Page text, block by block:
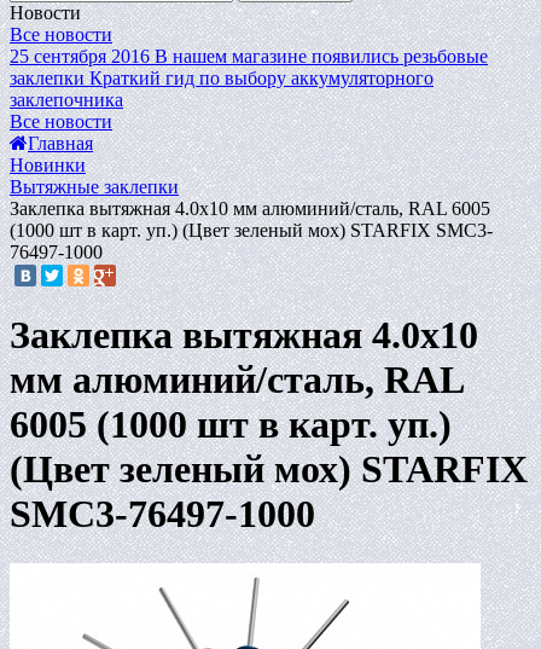
Новости
Все новости
25 сентября 2016 В нашем магазине появились резьбовые
заклепки Краткий гид по выбору аккумуляторного
заклепочника
Все новости
Главная
Новинки
Вытяжные заклепки
Заклепка вытяжная 4.0х10 мм алюминий/сталь, RAL 6005
(1000 шт в карт. уп.) (Цвет зеленый мох) STARFIX SMC3-
76497-1000
Заклепка вытяжная 4.0х10
мм алюминий/сталь, RAL
6005 (1000 шт в карт. уп.)
(Цвет зеленый мох) STARFIX
SMC3-76497-1000